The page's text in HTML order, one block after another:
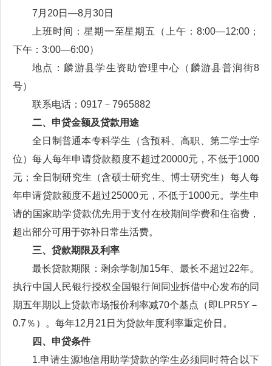
7月20日—8月30日
上班时间：星期一至星期五（上午：8:00—12:00；
下午：3:00—6:00）
地点：麟游县学生资助管理中心（麟游县普润街8
号）
联系电话：0917－7965882
二、申贷金额及贷款用途
全日制普通本专科学生（含预科、高职、第二学士学
位）每人每年申请贷款额度不超过20000元，不低于1000
元；全日制研究生（含硕士研究生、博士研究生）每人每
年申请贷款额度不超过25000元，不低于1000元。学生申
请的国家助学贷款优先用于支付在校期间学费和住宿费，
超出部分可用于弥补日常生活费。
三、贷款期限及利率
最长贷款期限：剩余学制加15年、最长不超过22年。
执行中国人民银行授权全国银行间同业拆借中心发布的同
期五年期以上贷款市场报价利率减70个基点（即LPR5Y－
0.7％）。每年12月21日为贷款年度利率重定价日。
四、申贷条件
1.申请生源地信用助学贷款的学生必须同时符合以下